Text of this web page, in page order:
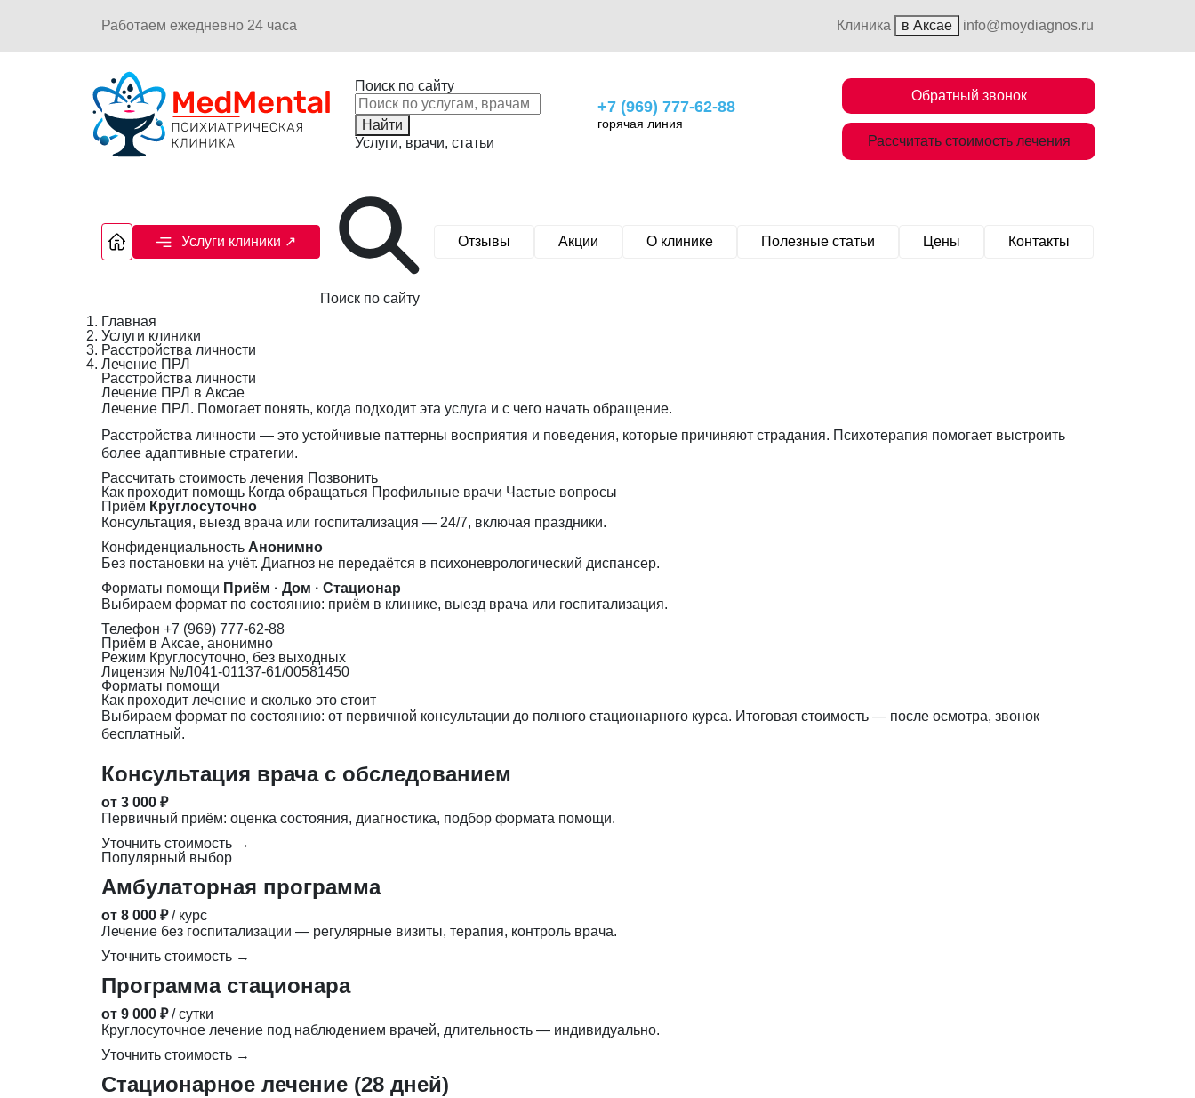
Работаем ежедневно 24 часа Клиника в Аксае info@moydiagnos.ru
Поиск по сайту
Найти
Услуги, врачи, статьи
+7 (969) 777-62-88
горячая линия
Обратный звонок
Рассчитать стоимость лечения
Услуги клиники ↗
Поиск по сайту
Отзывы Акции О клинике Полезные статьи Цены Контакты
Главная
Услуги клиники
Расстройства личности
Лечение ПРЛ
Расстройства личности
Лечение ПРЛ в Аксае
Лечение ПРЛ. Помогает понять, когда подходит эта услуга и с чего начать обращение.
Расстройства личности — это устойчивые паттерны восприятия и поведения, которые причиняют страдания. Психотерапия помогает выстроить
более адаптивные стратегии.
Рассчитать стоимость лечения Позвонить
Как проходит помощь Когда обращаться Профильные врачи Частые вопросы
Приём Круглосуточно
Консультация, выезд врача или госпитализация — 24/7, включая праздники.
Конфиденциальность Анонимно
Без постановки на учёт. Диагноз не передаётся в психоневрологический диспансер.
Форматы помощи Приём · Дом · Стационар
Выбираем формат по состоянию: приём в клинике, выезд врача или госпитализация.
Телефон +7 (969) 777-62-88
Приём в Аксае, анонимно
Режим Круглосуточно, без выходных
Лицензия №Л041-01137-61/00581450
Форматы помощи
Как проходит лечение и сколько это стоит
Выбираем формат по состоянию: от первичной консультации до полного стационарного курса. Итоговая стоимость — после осмотра, звонок
бесплатный.
Консультация врача с обследованием
от 3 000 ₽
Первичный приём: оценка состояния, диагностика, подбор формата помощи.
Уточнить стоимость →
Популярный выбор
Амбулаторная программа
от 8 000 ₽ / курс
Лечение без госпитализации — регулярные визиты, терапия, контроль врача.
Уточнить стоимость →
Программа стационара
от 9 000 ₽ / сутки
Круглосуточное лечение под наблюдением врачей, длительность — индивидуально.
Уточнить стоимость →
Стационарное лечение (28 дней)